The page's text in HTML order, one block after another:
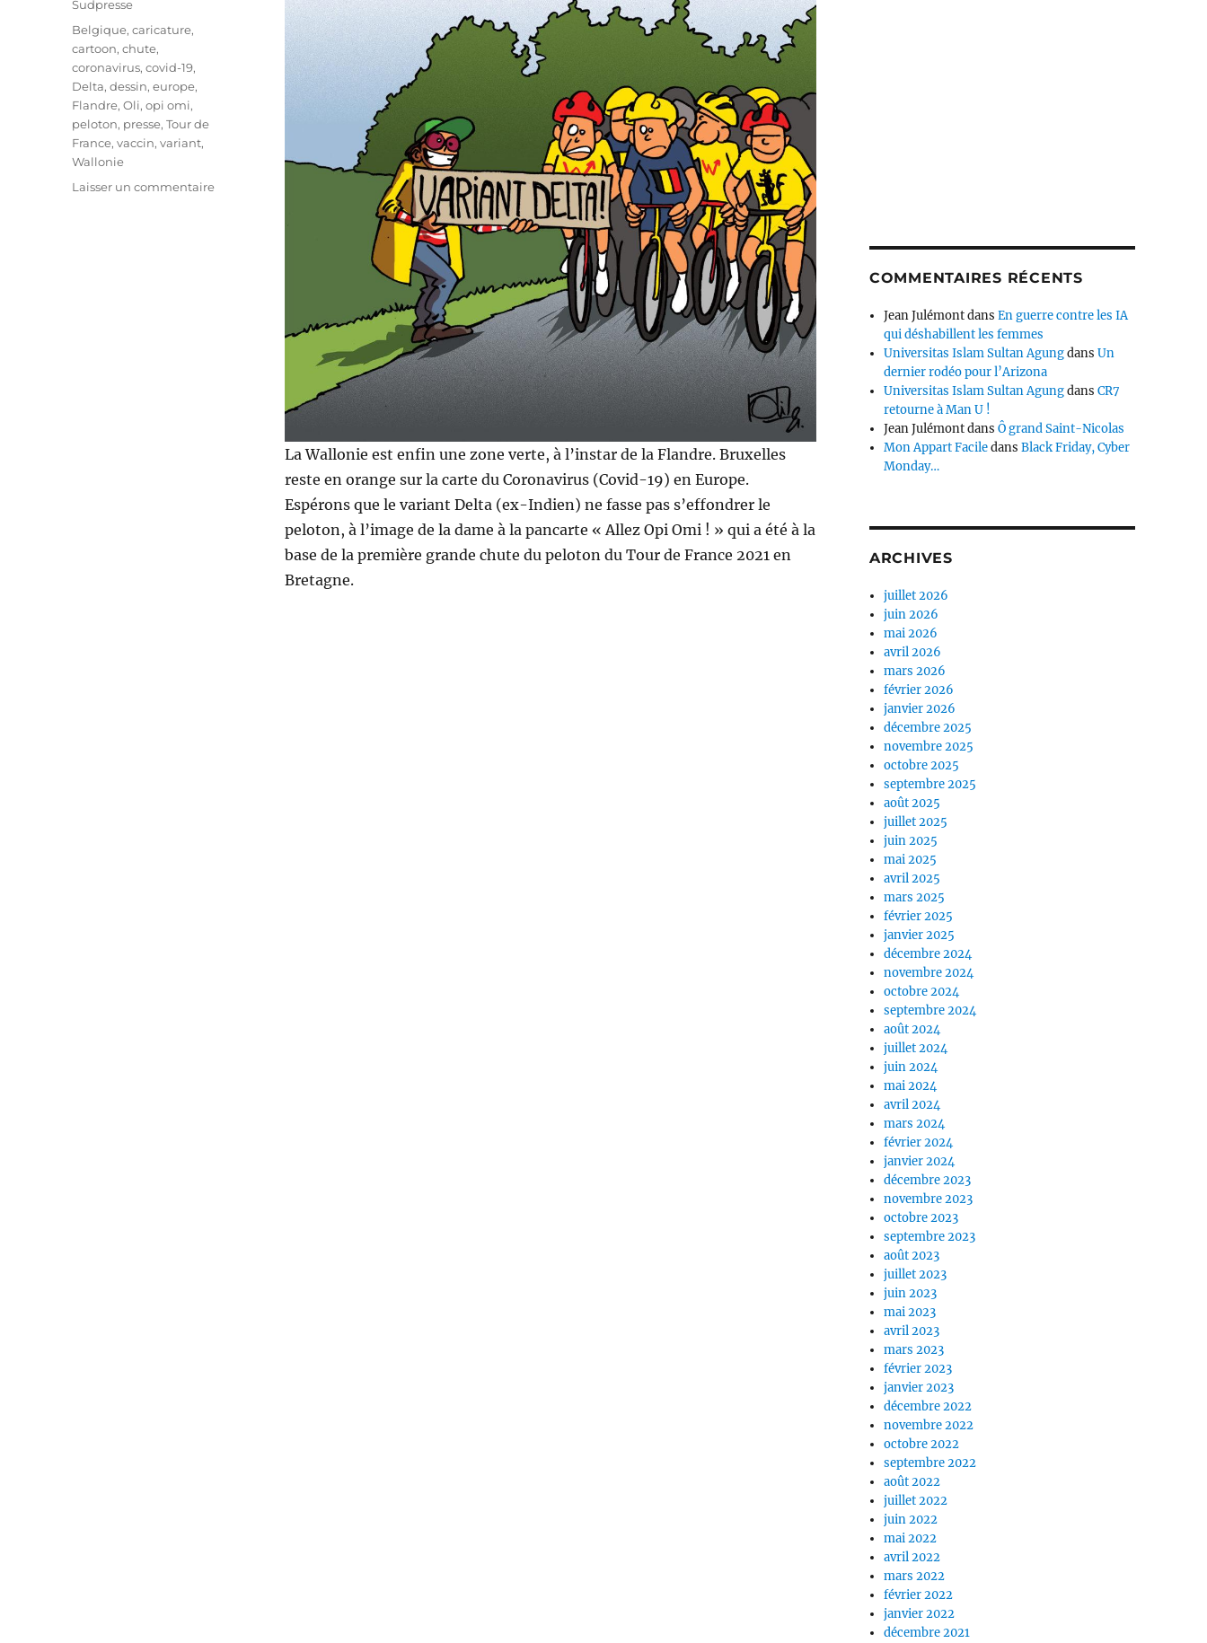
La Wallonie est enfin une zone verte, à l’instar de la Flandre. Bruxelles
reste en orange sur la carte du Coronavirus (Covid-19) en Europe.
Espérons que le variant Delta (ex-Indien) ne fasse pas s’effondrer le
peloton, à l’image de la dame à la pancarte « Allez Opi Omi ! » qui a été à la
base de la première grande chute du peloton du Tour de France 2021 en
Bretagne.
Sudpresse
Étiquettes
Belgique,caricature,
cartoon,chute,
coronavirus,covid-19,
Delta,dessin,europe,
Flandre,Oli,opi omi,
peloton, presse,Tour de
France,vaccin,variant,
Wallonie
Laisser un commentairesur
COMMENTAIRES RÉCENTS
Jean JulémontdansEn guerre contre les IA
qui déshabillent les femmes
Universitas Islam Sultan AgungdansUn
dernier rodéo pour l’Arizona
Universitas Islam Sultan AgungdansCR7
retourne à Man U !
Jean JulémontdansÔ grand Saint-Nicolas
Mon Appart FaciledansBlack Friday, Cyber
Monday…
ARCHIVES
juillet 2026
juin 2026
mai 2026
avril 2026
mars 2026
février 2026
janvier 2026
décembre 2025
novembre 2025
octobre 2025
septembre 2025
août 2025
juillet 2025
juin 2025
mai 2025
avril 2025
mars 2025
février 2025
janvier 2025
décembre 2024
novembre 2024
octobre 2024
septembre 2024
août 2024
juillet 2024
juin 2024
mai 2024
avril 2024
mars 2024
février 2024
janvier 2024
décembre 2023
novembre 2023
octobre 2023
septembre 2023
août 2023
juillet 2023
juin 2023
mai 2023
avril 2023
mars 2023
février 2023
janvier 2023
décembre 2022
novembre 2022
octobre 2022
septembre 2022
août 2022
juillet 2022
juin 2022
mai 2022
avril 2022
mars 2022
février 2022
janvier 2022
décembre 2021